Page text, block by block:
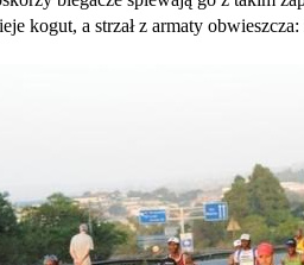
kogut, a strzał z armaty obwieszcza: